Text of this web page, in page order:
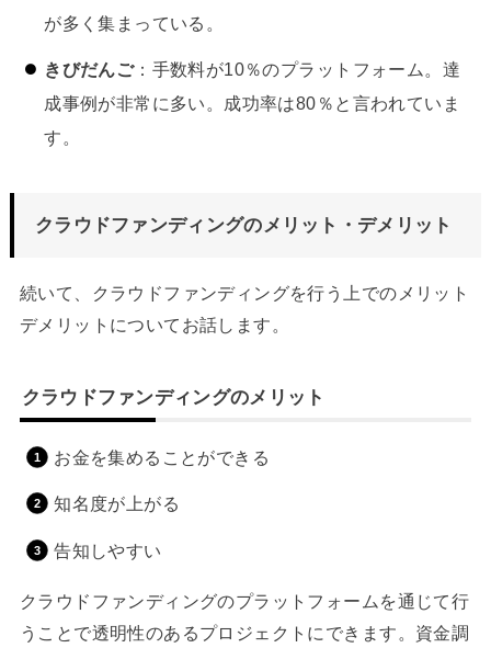
が多く集まっている。
きびだんご：手数料が10％のプラットフォーム。達
成事例が非常に多い。成功率は80％と言われていま
す。
クラウドファンディングのメリット・デメリット
続いて、クラウドファンディングを行う上でのメリット
デメリットについてお話します。
クラウドファンディングのメリット
お金を集めることができる
知名度が上がる
告知しやすい
クラウドファンディングのプラットフォームを通じて行
うことで透明性のあるプロジェクトにできます。資金調